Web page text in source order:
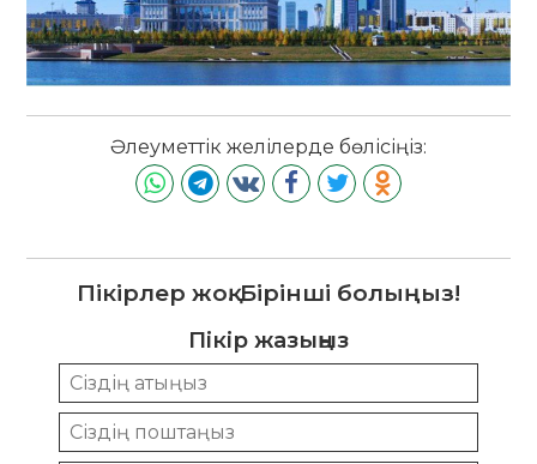
Әлеуметтік желілерде бөлісіңіз:
Пікірлер жоқ. Бірінші болыңыз!
Пікір жазыңыз